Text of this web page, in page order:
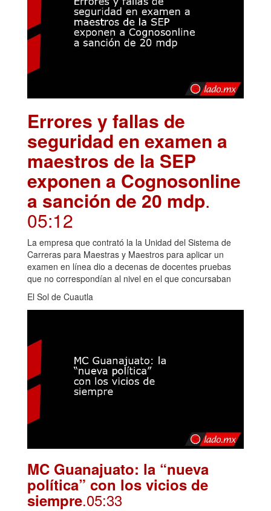
Errores y fallas de
seguridad en examen a
maestros de la SEP
exponen a Cognosonline
a sanción de 20 mdp.
05:12
La empresa que contrató la la Unidad del Sistema de
Carreras para Maestras y Maestros para aplicar un
examen en línea dio a decenas de docentes pruebas
que no correspondían al nivel en el que concursaban
El Sol de Cuautla
MC Guanajuato: la “nueva
política” con los vicios de
siempre.05:33